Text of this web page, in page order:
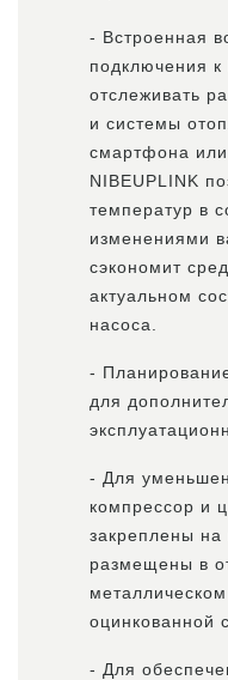
- Встроенная
подключения к
отслеживать
и системы
смартфона
NIBEUPLINK
температур в
изменениями
сэкономит
актуальном
насоса.
-
для
- Для
компрессор и
закреплены
размещены в
оцинкованной
- Для